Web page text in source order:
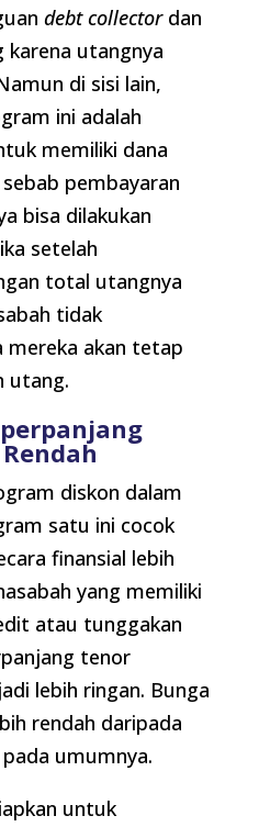
debt collector dan
karena utangnya
di sisi lain,
ini adalah
memiliki dana
pembayaran
bisa dilakukan
setelah
total utangnya
tidak
mereka akan tetap
utang.
diskon dalam
satu ini cocok
finansial lebih
yang memiliki
atau tunggakan
tenor
lebih ringan. Bunga
rendah daripada
umumnya.
untuk